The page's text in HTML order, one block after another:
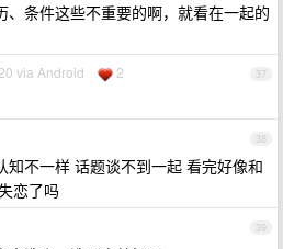
、条件这些不重要的啊，就看在一起的
37
via Android 2
38
知不一样 话题谈不到一起 看完好像和
恋了吗
39